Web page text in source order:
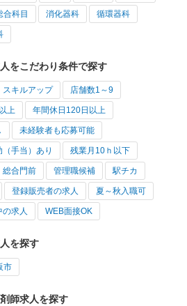
合科目 消化器科 循環器科
をこだわり条件で探す
スキルアップ 店舗数1～9
上 年間休日120日以上
未経験者も応募可能
手当）あり 残業月10ｈ以下
総合門前 管理職候補 駅チカ
登録販売者の求人 夏～秋入職可
の求人 WEB面接OK
を探す
市
師求人を探す